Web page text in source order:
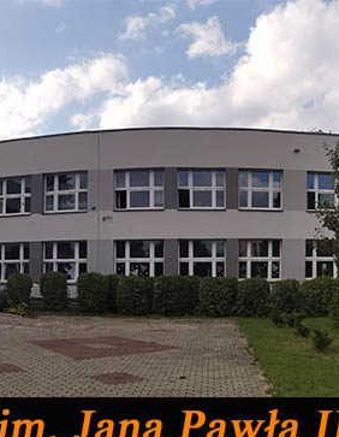
Przejdź do zawartości